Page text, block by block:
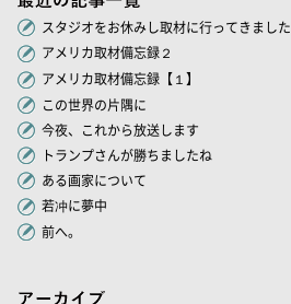
スタジオをお休みし取材に行ってきました
アメリカ取材備忘録２
アメリカ取材備忘録【１】
この世界の片隅に
今夜、これから放送します
トランプさんが勝ちましたね
ある画家について
若冲に夢中
前へ。